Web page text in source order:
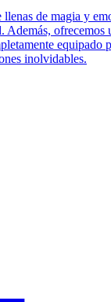
de magia y
inolvidables.